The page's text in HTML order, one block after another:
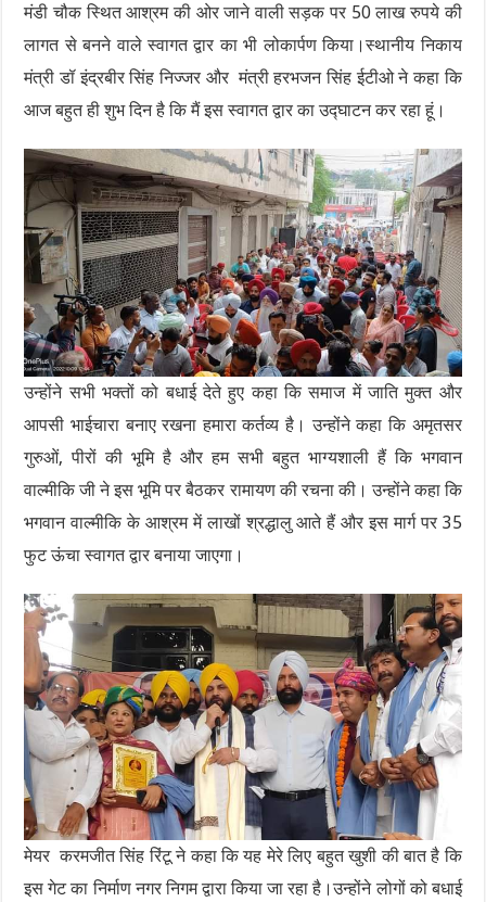
मंडी चौक स्थित आश्रम की ओर जाने वाली सड़क पर 50 लाख रुपये की
लागत से बनने वाले स्वागत द्वार का भी लोकार्पण किया।स्थानीय निकाय
मंत्री डॉ इंद्रबीर सिंह निज्जर और मंत्री हरभजन सिंह ईटीओ ने कहा कि
आज बहुत ही शुभ दिन है कि मैं इस स्वागत द्वार का उद्घाटन कर रहा हूं।
उन्होंने सभी भक्तों को बधाई देते हुए कहा कि समाज में जाति मुक्त और
आपसी भाईचारा बनाए रखना हमारा कर्तव्य है। उन्होंने कहा कि अमृतसर
गुरुओं, पीरों की भूमि है और हम सभी बहुत भाग्यशाली हैं कि भगवान
वाल्मीकि जी ने इस भूमि पर बैठकर रामायण की रचना की। उन्होंने कहा कि
भगवान वाल्मीकि के आश्रम में लाखों श्रद्धालु आते हैं और इस मार्ग पर 35
फुट ऊंचा स्वागत द्वार बनाया जाएगा।
मेयर करमजीत सिंह रिंटू ने कहा कि यह मेरे लिए बहुत खुशी की बात है कि
इस गेट का निर्माण नगर निगम द्वारा किया जा रहा है।उन्होंने लोगों को बधाई